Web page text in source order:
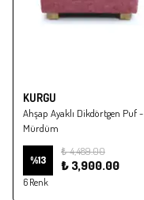
KURGU
Ahşap Ayaklı Dikdörtgen Puf -
Mürdüm
%13
₺ 4,489.00
₺ 3,900.00
6 Renk